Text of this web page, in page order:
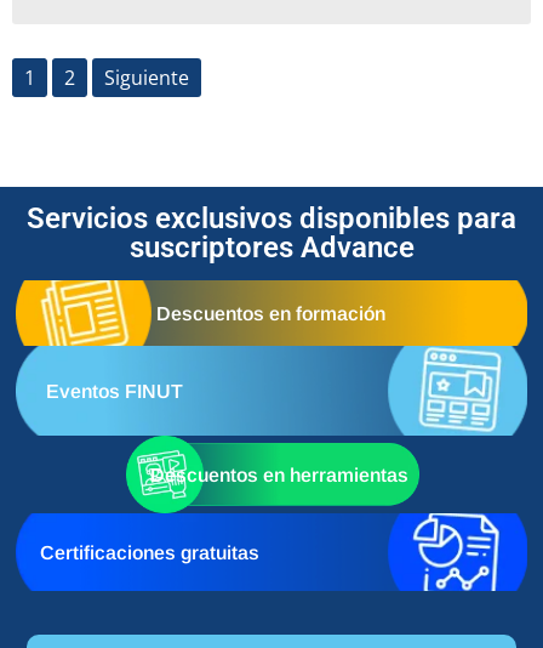
1 2 Siguiente
Servicios exclusivos disponibles para
suscriptores Advance
Descuentos en formación
Eventos FINUT
Descuentos en herramientas
Certificaciones gratuitas